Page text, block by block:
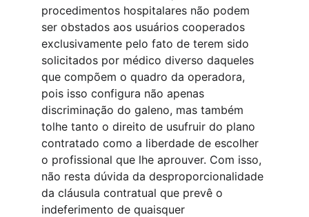
procedimentos hospitalares não podem
ser obstados aos usuários cooperados
exclusivamente pelo fato de terem sido
solicitados por médico diverso daqueles
que compõem o quadro da operadora,
pois isso configura não apenas
discriminação do galeno, mas também
tolhe tanto o direito de usufruir do plano
contratado como a liberdade de escolher
o profissional que lhe aprouver. Com isso,
não resta dúvida da desproporcionalidade
da cláusula contratual que prevê o
indeferimento de quaisquer